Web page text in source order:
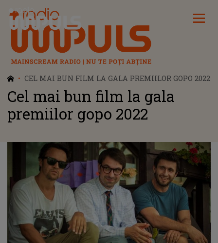
Radio Impuls
CEL MAI BUN FILM LA GALA PREMIILOR GOPO 2022
Cel mai bun film la gala
premiilor gopo 2022